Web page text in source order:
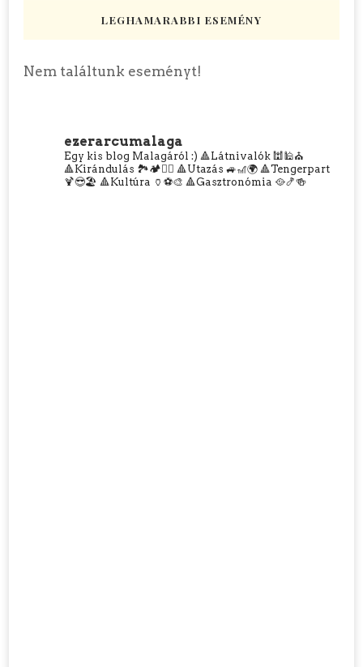
LEGHAMARABBI ESEMÉNY
Nem találtunk eseményt!
ezerarcumalaga
Egy kis blog Malagáról :) 🔺Látnivalók 🕍🕌⛪
🔺Kirándulás 🏞️🏕️🧗‍♀️ 🔺Utazás 🚙🎢🌍 🔺Tengerpart
🍹😎🏖️ 🔺Kultúra 🏺⚽🎨 🔺Gasztronómia 🥘🍤🍻